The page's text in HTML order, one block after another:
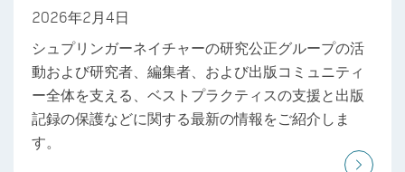
2026年2月4日
シュプリンガーネイチャーの研究公正グループの活
動および研究者、編集者、および出版コミュニティ
ー全体を支える、ベストプラクティスの支援と出版
記録の保護などに関する最新の情報をご紹介しま
す。